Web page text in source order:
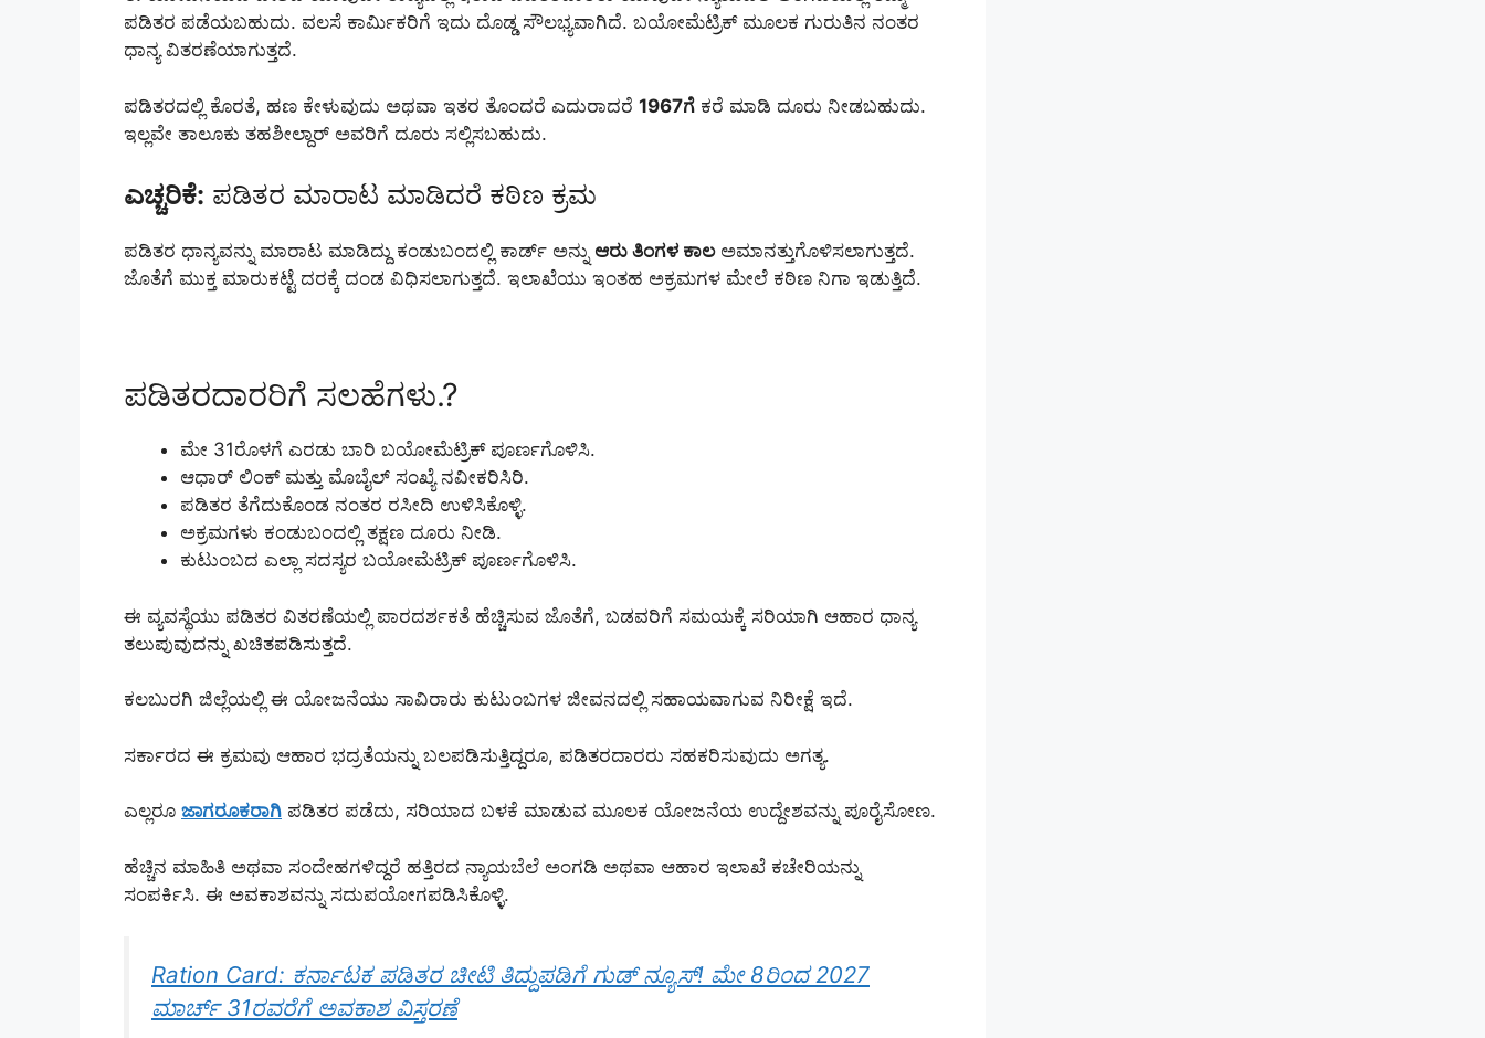
ಪಡಿತರ ಪಡೆಯಬಹುದು. ವಲಸೆ ಕಾರ್ಮಿಕರಿಗೆ ಇದು ದೊಡ್ಡ ಸೌಲಭ್ಯವಾಗಿದೆ. ಬಯೋಮೆಟ್ರಿಕ್ ಮೂಲಕ ಗುರುತಿನ ನಂತರ
ಧಾನ್ಯ ವಿತರಣೆಯಾಗುತ್ತದೆ.
ಪಡಿತರದಲ್ಲಿ ಕೊರತೆ, ಹಣ ಕೇಳುವುದು ಅಥವಾ ಇತರ ತೊಂದರೆ ಎದುರಾದರೆ 1967ಗೆ ಕರೆ ಮಾಡಿ ದೂರು ನೀಡಬಹುದು.
ಇಲ್ಲವೇ ತಾಲೂಕು ತಹಶೀಲ್ದಾರ್ ಅವರಿಗೆ ದೂರು ಸಲ್ಲಿಸಬಹುದು.
ಎಚ್ಚರಿಕೆ: ಪಡಿತರ ಮಾರಾಟ ಮಾಡಿದರೆ ಕಠಿಣ ಕ್ರಮ
ಪಡಿತರ ಧಾನ್ಯವನ್ನು ಮಾರಾಟ ಮಾಡಿದ್ದು ಕಂಡುಬಂದಲ್ಲಿ ಕಾರ್ಡ್ ಅನ್ನು ಆರು ತಿಂಗಳ ಕಾಲಅಮಾನತ್ತುಗೊಳಿಸಲಾಗುತ್ತದೆ.
ಜೊತೆಗೆ ಮುಕ್ತ ಮಾರುಕಟ್ಟೆ ದರಕ್ಕೆ ದಂಡ ವಿಧಿಸಲಾಗುತ್ತದೆ. ಇಲಾಖೆಯು ಇಂತಹ ಅಕ್ರಮಗಳ ಮೇಲೆ ಕಠಿಣ ನಿಗಾ ಇಡುತ್ತಿದೆ.
ಪಡಿತರದಾರರಿಗೆ ಸಲಹೆಗಳು.?
ಮೇ 31ರೊಳಗೆ ಎರಡು ಬಾರಿ ಬಯೋಮೆಟ್ರಿಕ್ ಪೂರ್ಣಗೊಳಿಸಿ.
ಆಧಾರ್ ಲಿಂಕ್ ಮತ್ತು ಮೊಬೈಲ್ ಸಂಖ್ಯೆ ನವೀಕರಿಸಿರಿ.
ಪಡಿತರ ತೆಗೆದುಕೊಂಡ ನಂತರ ರಸೀದಿ ಉಳಿಸಿಕೊಳ್ಳಿ.
ಅಕ್ರಮಗಳು ಕಂಡುಬಂದಲ್ಲಿ ತಕ್ಷಣ ದೂರು ನೀಡಿ.
ಕುಟುಂಬದ ಎಲ್ಲಾ ಸದಸ್ಯರ ಬಯೋಮೆಟ್ರಿಕ್ ಪೂರ್ಣಗೊಳಿಸಿ.
ಈ ವ್ಯವಸ್ಥೆಯು ಪಡಿತರ ವಿತರಣೆಯಲ್ಲಿ ಪಾರದರ್ಶಕತೆ ಹೆಚ್ಚಿಸುವ ಜೊತೆಗೆ, ಬಡವರಿಗೆ ಸಮಯಕ್ಕೆ ಸರಿಯಾಗಿ ಆಹಾರ ಧಾನ್ಯ
ತಲುಪುವುದನ್ನು ಖಚಿತಪಡಿಸುತ್ತದೆ.
ಕಲಬುರಗಿ ಜಿಲ್ಲೆಯಲ್ಲಿ ಈ ಯೋಜನೆಯು ಸಾವಿರಾರು ಕುಟುಂಬಗಳ ಜೀವನದಲ್ಲಿ ಸಹಾಯವಾಗುವ ನಿರೀಕ್ಷೆ ಇದೆ.
ಸರ್ಕಾರದ ಈ ಕ್ರಮವು ಆಹಾರ ಭದ್ರತೆಯನ್ನು ಬಲಪಡಿಸುತ್ತಿದ್ದರೂ, ಪಡಿತರದಾರರು ಸಹಕರಿಸುವುದು ಅಗತ್ಯ.
ಎಲ್ಲರೂ ಜಾಗರೂಕರಾಗಿ ಪಡಿತರ ಪಡೆದು, ಸರಿಯಾದ ಬಳಕೆ ಮಾಡುವ ಮೂಲಕ ಯೋಜನೆಯ ಉದ್ದೇಶವನ್ನು ಪೂರೈಸೋಣ.
ಹೆಚ್ಚಿನ ಮಾಹಿತಿ ಅಥವಾ ಸಂದೇಹಗಳಿದ್ದರೆ ಹತ್ತಿರದ ನ್ಯಾಯಬೆಲೆ ಅಂಗಡಿ ಅಥವಾ ಆಹಾರ ಇಲಾಖೆ ಕಚೇರಿಯನ್ನು
ಸಂಪರ್ಕಿಸಿ. ಈ ಅವಕಾಶವನ್ನು ಸದುಪಯೋಗಪಡಿಸಿಕೊಳ್ಳಿ.
Ration Card: ಕರ್ನಾಟಕ ಪಡಿತರ ಚೀಟಿ ತಿದ್ದುಪಡಿಗೆ ಗುಡ್ ನ್ಯೂಸ್! ಮೇ 8ರಿಂದ 2027
ಮಾರ್ಚ್ 31ರವರೆಗೆ ಅವಕಾಶ ವಿಸ್ತರಣೆ